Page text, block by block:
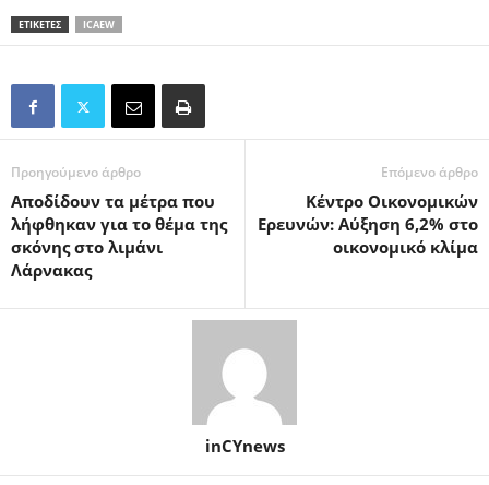
ΕΤΙΚΕΤΕΣ ICAEW
Προηγούμενο άρθρο
Αποδίδουν τα μέτρα που
λήφθηκαν για το θέμα της
σκόνης στο λιμάνι
Λάρνακας
Επόμενο άρθρο
Κέντρο Οικονομικών
Ερευνών: Aύξηση 6,2% στο
οικονομικό κλίμα
inCYnews